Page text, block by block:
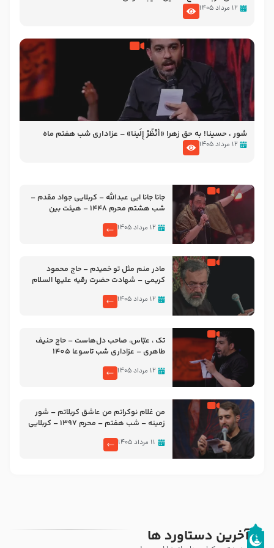
۱۲ مرداد ۱۴۰۵
شور ، حسینا! به‌ حق زهرا «أُنْظُرْ إِلَینا» – عزاداری شب هفتم ماه
محرّم 1405
۱۲ مرداد ۱۴۰۵
جانا جانا ابی عبدالله – کربلایی جواد مقدم –
شب هشتم محرم 1448 – هیئت بین
۱۲ مرداد ۱۴۰۵
مادر منم مثل تو خمیدم – حاج محمود
کریمی – شهادت حضرت رقیه علیها السلام
۱۲ مرداد ۱۴۰۵
تک ، عبّاس، صاحب دل‌هاست – حاج حنیف
طاهری – عزاداری شب تاسوعا 1405
۱۲ مرداد ۱۴۰۵
من غلام نوکراتم من عاشق کربلاتم – شور
زمینه – شب هفتم – محرم 1397 – کربلایی
۱۱ مرداد ۱۴۰۵
آخرین دستاورد ها